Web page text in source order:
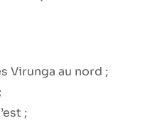
Virunga au nord ;
;